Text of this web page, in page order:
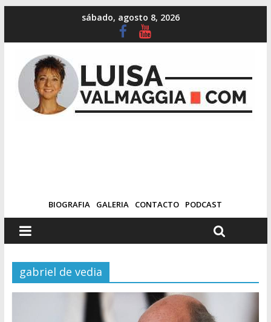
sábado, agosto 8, 2026
BIOGRAFIA GALERIA CONTACTO PODCAST
gabriel de vedia